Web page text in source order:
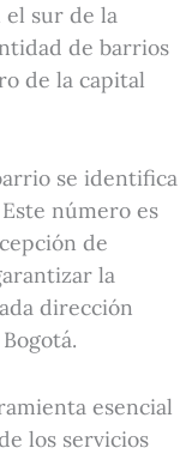
el sur de la
de barrios
de la capital
se identifica
Este número es
de
la
dirección
esencial
los servicios